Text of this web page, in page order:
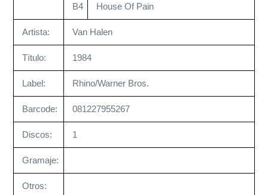
B4 House Of Pain
Artista: Van Halen
Título: 1984
Label: Rhino/Warner Bros.
Barcode: 081227955267
Discos: 1
Gramaje:
Otros: